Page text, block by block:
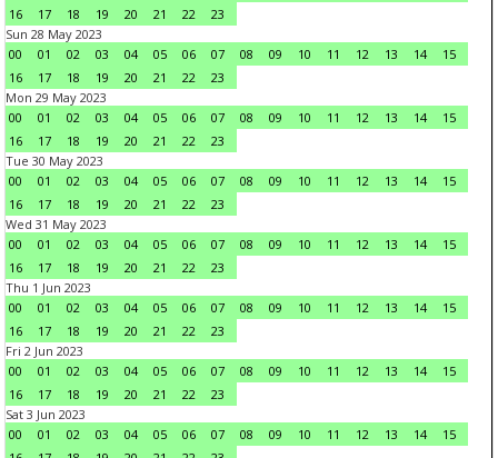
16
17 18 19 20 21 22
23
Sun 28 May 2023
00
01 02 03 04 05 06 07 08 09 10 11 12 13 14
15
16
17 18 19 20 21 22
23
Mon 29 May 2023
00
01 02 03 04 05 06 07 08 09 10 11 12 13 14
15
16
17 18 19 20 21 22
23
Tue 30 May 2023
00
01 02 03 04 05 06 07 08 09 10 11 12 13 14
15
16
17 18 19 20 21 22
23
Wed 31 May 2023
00
01 02 03 04 05 06 07 08 09 10 11 12 13 14
15
16
17 18 19 20 21 22
23
Thu 1 Jun 2023
00
01 02 03 04 05 06 07 08 09 10 11 12 13 14
15
16
17 18 19 20 21 22
23
Fri 2 Jun 2023
00
01 02 03 04 05 06 07 08 09 10 11 12 13 14
15
16
17 18 19 20 21 22
23
Sat 3 Jun 2023
00
01 02 03 04 05 06 07 08 09 10 11 12 13 14
15